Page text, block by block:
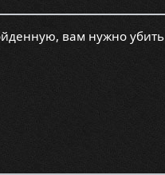
вам нужно убить